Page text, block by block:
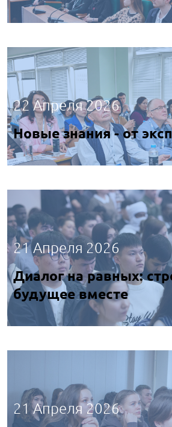
22 Апреля 2026
Новые знания - от
21 Апреля 2026
Диалог на равных:
будущее вместе
21 Апреля 2026